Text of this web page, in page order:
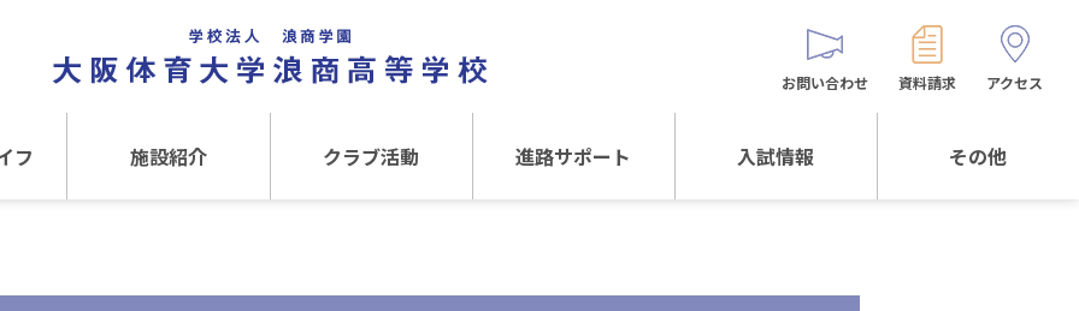
フ 施設紹介 クラブ活動 進路サポート 入試情報 その他
お問い合わせ 資料請求 アクセス